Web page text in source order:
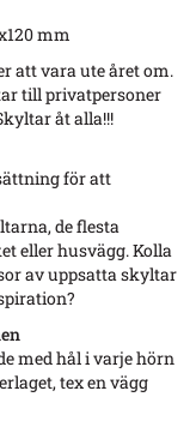
mm
att vara ute året om.
till privatpersoner
åt alla!!!
för att
de flesta
eller husvägg. Kolla
av uppsatta skyltar
med hål i varje hörn
tex en vägg